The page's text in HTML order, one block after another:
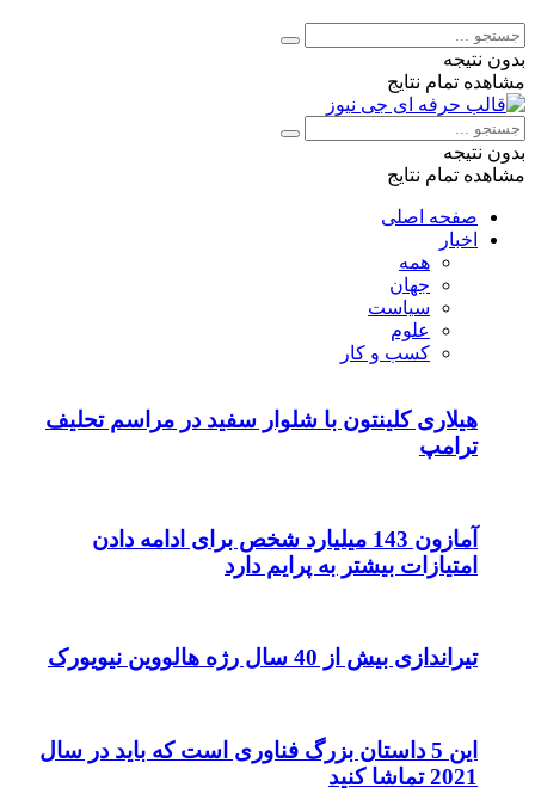
بدون نتیجه
مشاهده تمام نتایج
بدون نتیجه
مشاهده تمام نتایج
صفحه اصلی
اخبار
همه
جهان
سیاست
علوم
کسب و کار
هیلاری کلینتون با شلوار سفید در مراسم تحلیف
ترامپ
آمازون 143 میلیارد شخص برای ادامه دادن
امتیازات بیشتر به پرایم دارد
تیراندازی بیش از 40 سال رژه هالووین نیویورک
این 5 داستان بزرگ فناوری است که باید در سال
2021 تماشا کنید